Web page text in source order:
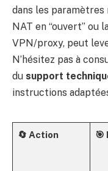
dans les paramètres
NAT en “ouvert” ou
VPN/proxy, peut
N’hésitez pas à
du support
instructions
🔄 Action 🎯